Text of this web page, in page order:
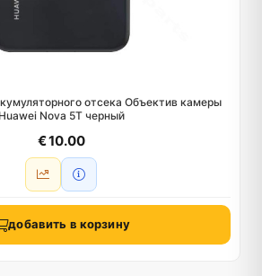
отсека Объектив камеры
Huawei Nova 5T черный
€ 10.00
добавить в корзину